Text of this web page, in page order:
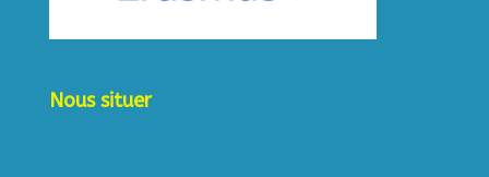
Nous situer